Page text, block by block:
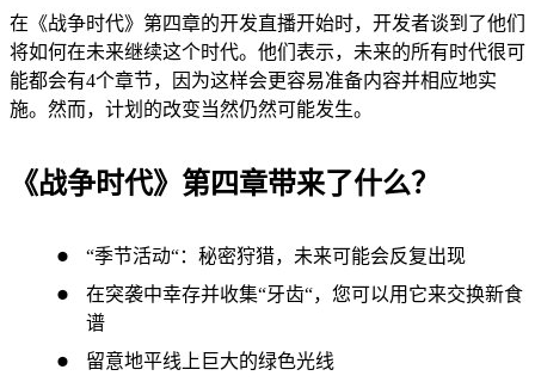
在《战争时代》第四章的开发直播开始时，开发者谈到了他们
将如何在未来继续这个时代。他们表示，未来的所有时代很可
能都会有4个章节，因为这样会更容易准备内容并相应地实
施。然而，计划的改变当然仍然可能发生。
《战争时代》第四章带来了什么？
“季节活动“：秘密狩猎，未来可能会反复出现
在突袭中幸存并收集“牙齿“，您可以用它来交换新食
谱
留意地平线上巨大的绿色光线